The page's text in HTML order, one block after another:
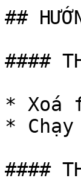
##
####
* Xoá
*
####